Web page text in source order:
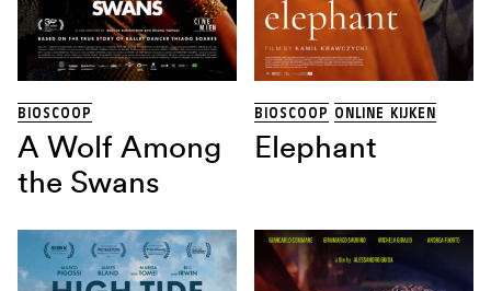
TRAGIKOMEDIE (1)
Regisseur
BIOSCOOP
A Wolf Among
the Swans
BIOSCOOP ONLINE KIJKEN
Elephant